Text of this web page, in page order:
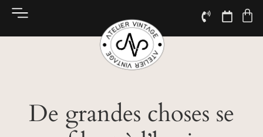
De grandes choses se